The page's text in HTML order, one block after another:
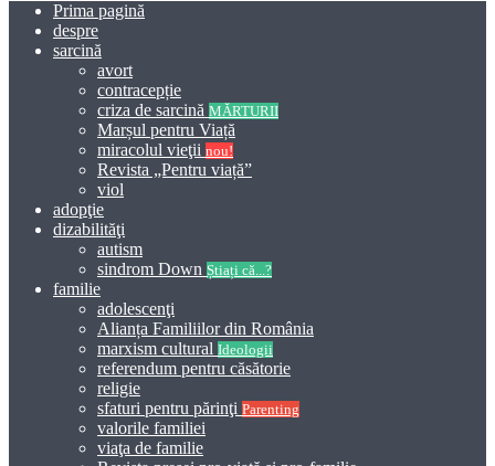
Prima pagină
despre
sarcină
avort
contracepție
criza de sarcină MĂRTURII
Marșul pentru Viață
miracolul vieţii nou!
Revista „Pentru viață”
viol
adopţie
dizabilităţi
autism
sindrom Down Știați că...?
familie
adolescenţi
Alianța Familiilor din România
marxism cultural Ideologii
referendum pentru căsătorie
religie
sfaturi pentru părinţi Parenting
valorile familiei
viaţa de familie